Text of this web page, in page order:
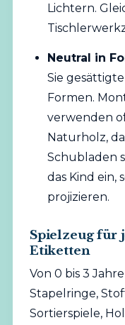
Lichtern.
Neutral in
Sie
Formen.
verwenden
Naturholz,
Schubladen
das Kind ein,
projizieren.
Spielzeug für
Etiketten
Von 0 bis 3
Stapelringe,
Sortierspiele,